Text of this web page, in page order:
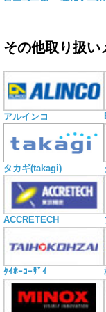
その他取り扱い
アルインコ
タカギ(takagi)
ACCRETECH
ﾀｲﾎｰｺｰｻﾞｲ